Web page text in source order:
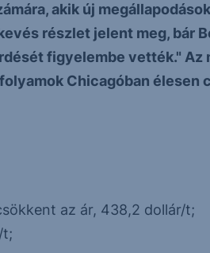
akik új
részlet jelent meg, bár
figyelembe vették." Az
Chicagóban élesen
az ár, 438,2 dollár/t;
t;